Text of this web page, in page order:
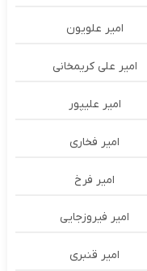
امیر علویون
امیر علی کریمخانی
امیر علیپور
امیر فخاری
امیر فرخ
امیر فیروزجایی
امیر قنبری